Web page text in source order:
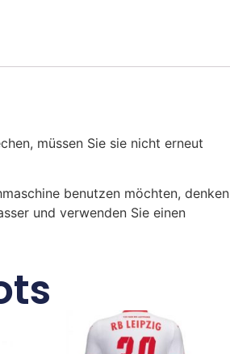
müssen Sie sie nicht erneut
benutzen möchten, denken
und verwenden Sie einen